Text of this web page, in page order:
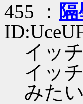
455 ：
イッ
イッ
みた